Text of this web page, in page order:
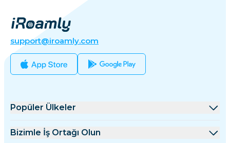
support@iroamly.com
Popüler Ülkeler
Amerika Birleşik Devletleri
Bizimle İş Ortağı Olun